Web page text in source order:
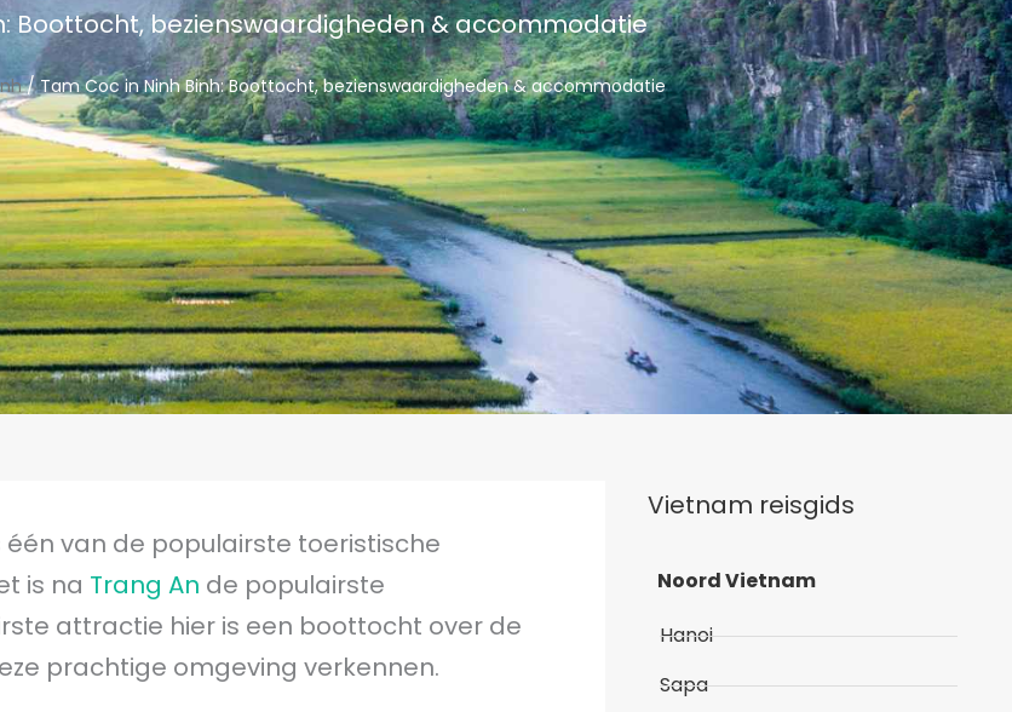
Boottocht, bezienswaardigheden & accommodatie
/ Tam Coc in Ninh Binh: Boottocht, bezienswaardigheden & accommodatie
één van de populairste toeristische
is na Trang An de populairste
attractie hier is een boottocht over de
prachtige omgeving verkennen.
Vietnam reisgids
Noord Vietnam
Hanoi
Sapa